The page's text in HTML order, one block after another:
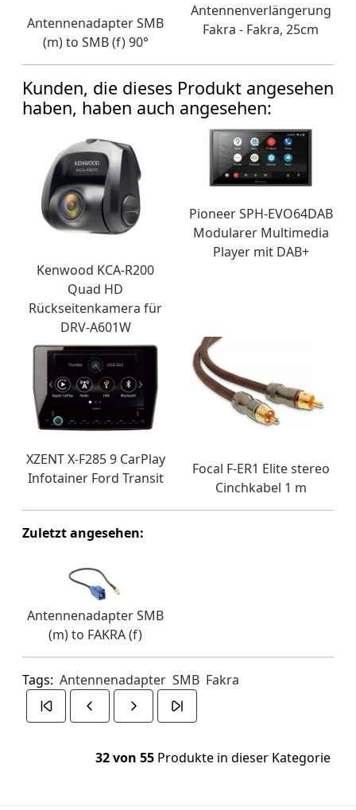
Antennenadapter SMB
(m) to SMB (f) 90°
Antennenverlängerung
Fakra - Fakra, 25cm
Kunden, die dieses Produkt angesehen
haben, haben auch angesehen:
Kenwood KCA-R200
Quad HD
Rückseitenkamera für
DRV-A601W
Pioneer SPH-EVO64DAB
Modularer Multimedia
Player mit DAB+
XZENT X-F285 9 CarPlay
Infotainer Ford Transit
Focal F-ER1 Elite stereo
Cinchkabel 1 m
Zuletzt angesehen:
Antennenadapter SMB
(m) to FAKRA (f)
Tags: Antennenadapter SMB Fakra
32 von 55 Produkte in dieser Kategorie